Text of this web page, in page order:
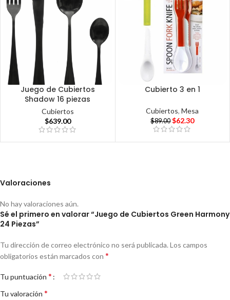
Juego de Cubiertos
Shadow 16 piezas
Cubiertos
$639.00
Cubierto 3 en 1
Cubiertos,Mesa
$89.00 $62.30
Valoraciones
No hay valoraciones aún.
Sé el primero en valorar “Juego de Cubiertos Green Harmony
24 Piezas”
Tu dirección de correo electrónico no será publicada. Los campos
obligatorios están marcados con *
Tu puntuación *
Tu valoración *